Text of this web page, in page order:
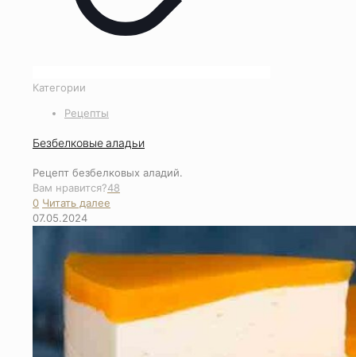
Категории
Рецепты
Безбелковые аладьи
Рецепт безбелковых аладий.
Вам нравится?48
0 Читать далее
07.05.2024